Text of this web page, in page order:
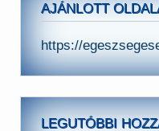
AJÁNLOTT
https://
LEGUTÓBBI